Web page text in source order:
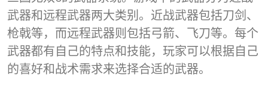
武器和远程武器两大类别。近战武器包括刀剑、
枪戟等，而远程武器则包括弓箭、飞刀等。每个
武器都有自己的特点和技能，玩家可以根据自己
的喜好和战术需求来选择合适的武器。